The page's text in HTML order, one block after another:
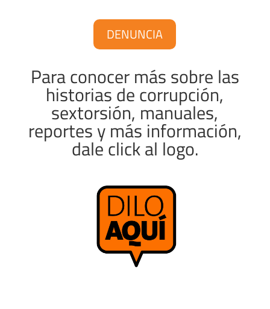
DENUNCIA
Para conocer más sobre las
historias de corrupción,
sextorsión, manuales,
reportes y más información,
dale click al logo.